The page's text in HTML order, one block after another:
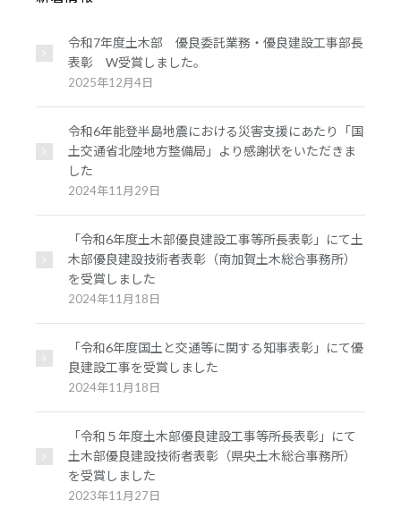
令和7年度土木部 優良委託業務・優良建設工事部長
表彰 W受賞しました。
2025年12月4日
令和6年能登半島地震における災害支援にあたり「国
土交通省北陸地方整備局」より感謝状をいただきま
した
2024年11月29日
「令和6年度土木部優良建設工事等所長表彰」にて土
木部優良建設技術者表彰（南加賀土木総合事務所）
を受賞しました
2024年11月18日
「令和6年度国土と交通等に関する知事表彰」にて優
良建設工事を受賞しました
2024年11月18日
「令和５年度土木部優良建設工事等所長表彰」にて
土木部優良建設技術者表彰（県央土木総合事務所）
を受賞しました
2023年11月27日